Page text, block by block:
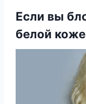
Если вы
белой